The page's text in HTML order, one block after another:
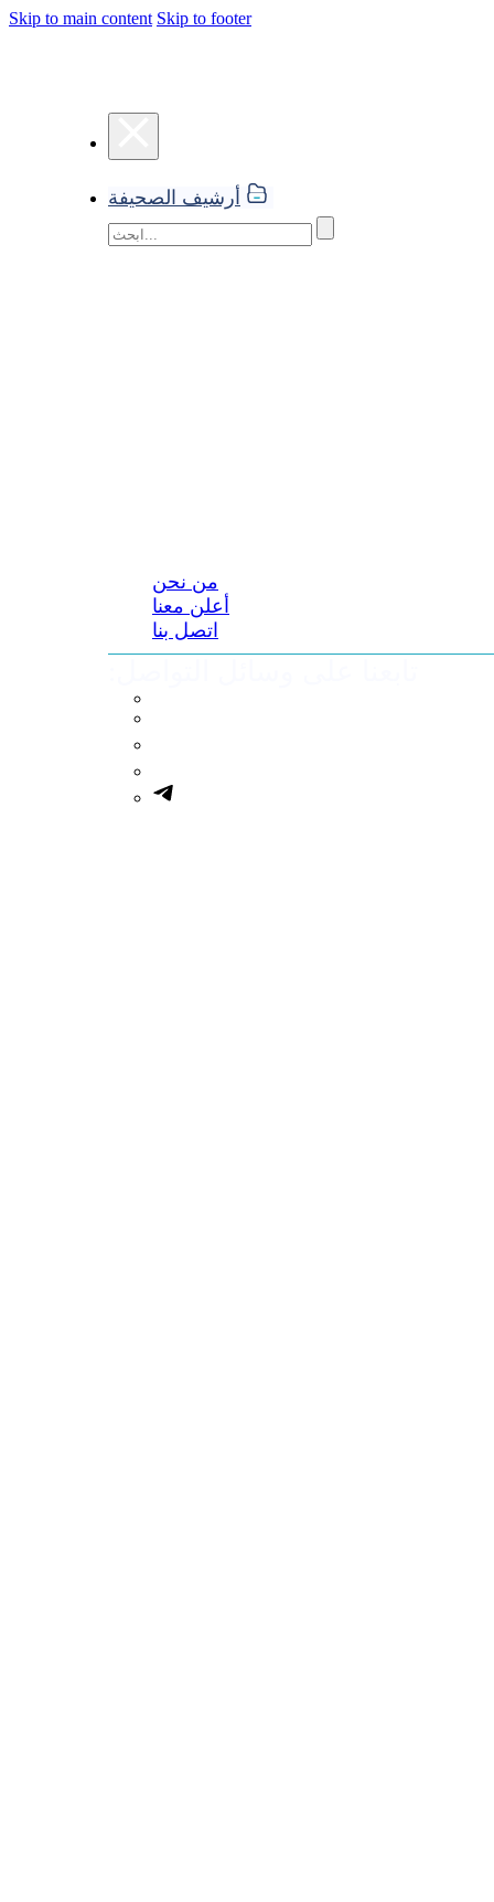
Skip to main content Skip to footer
أرشيف الصحيفة
من نحن
أعلن معنا
اتصل بنا